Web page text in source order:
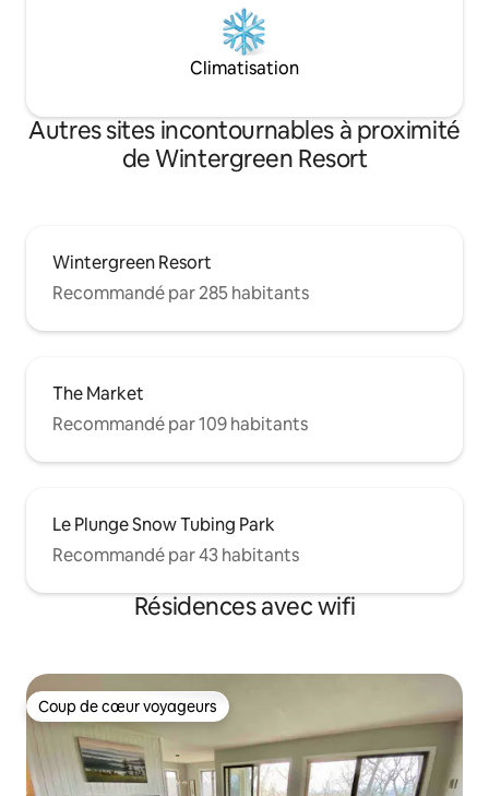
Climatisation
Autres sites incontournables à proximité
de Wintergreen Resort
Wintergreen Resort
Recommandé par 285 habitants
The Market
Recommandé par 109 habitants
Le Plunge Snow Tubing Park
Recommandé par 43 habitants
Résidences avec wifi
Coup de cœur voyageurs
Coup de cœur voyageurs